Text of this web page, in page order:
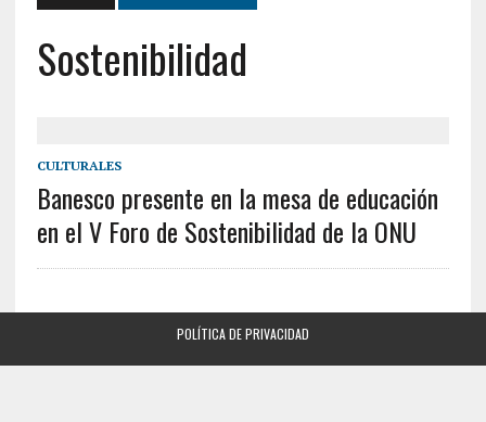
Sostenibilidad
CULTURALES
Banesco presente en la mesa de educación
en el V Foro de Sostenibilidad de la ONU
POLÍTICA DE PRIVACIDAD